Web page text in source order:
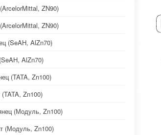
ZN90)
ZN90)
(SeAH, AlZn70)
AlZn70)
(TATA, Zn100)
Zn100)
(Модуль, Zn100)
(Модуль, Zn100)